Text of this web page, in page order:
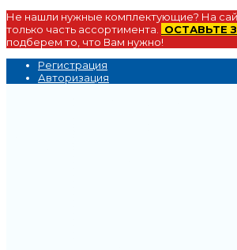
Не нашли нужные комплектующие? На
только часть ассортимента.
ОСТАВЬТЕ
подберем то, что Вам нужно!
Регистрация
Авторизация